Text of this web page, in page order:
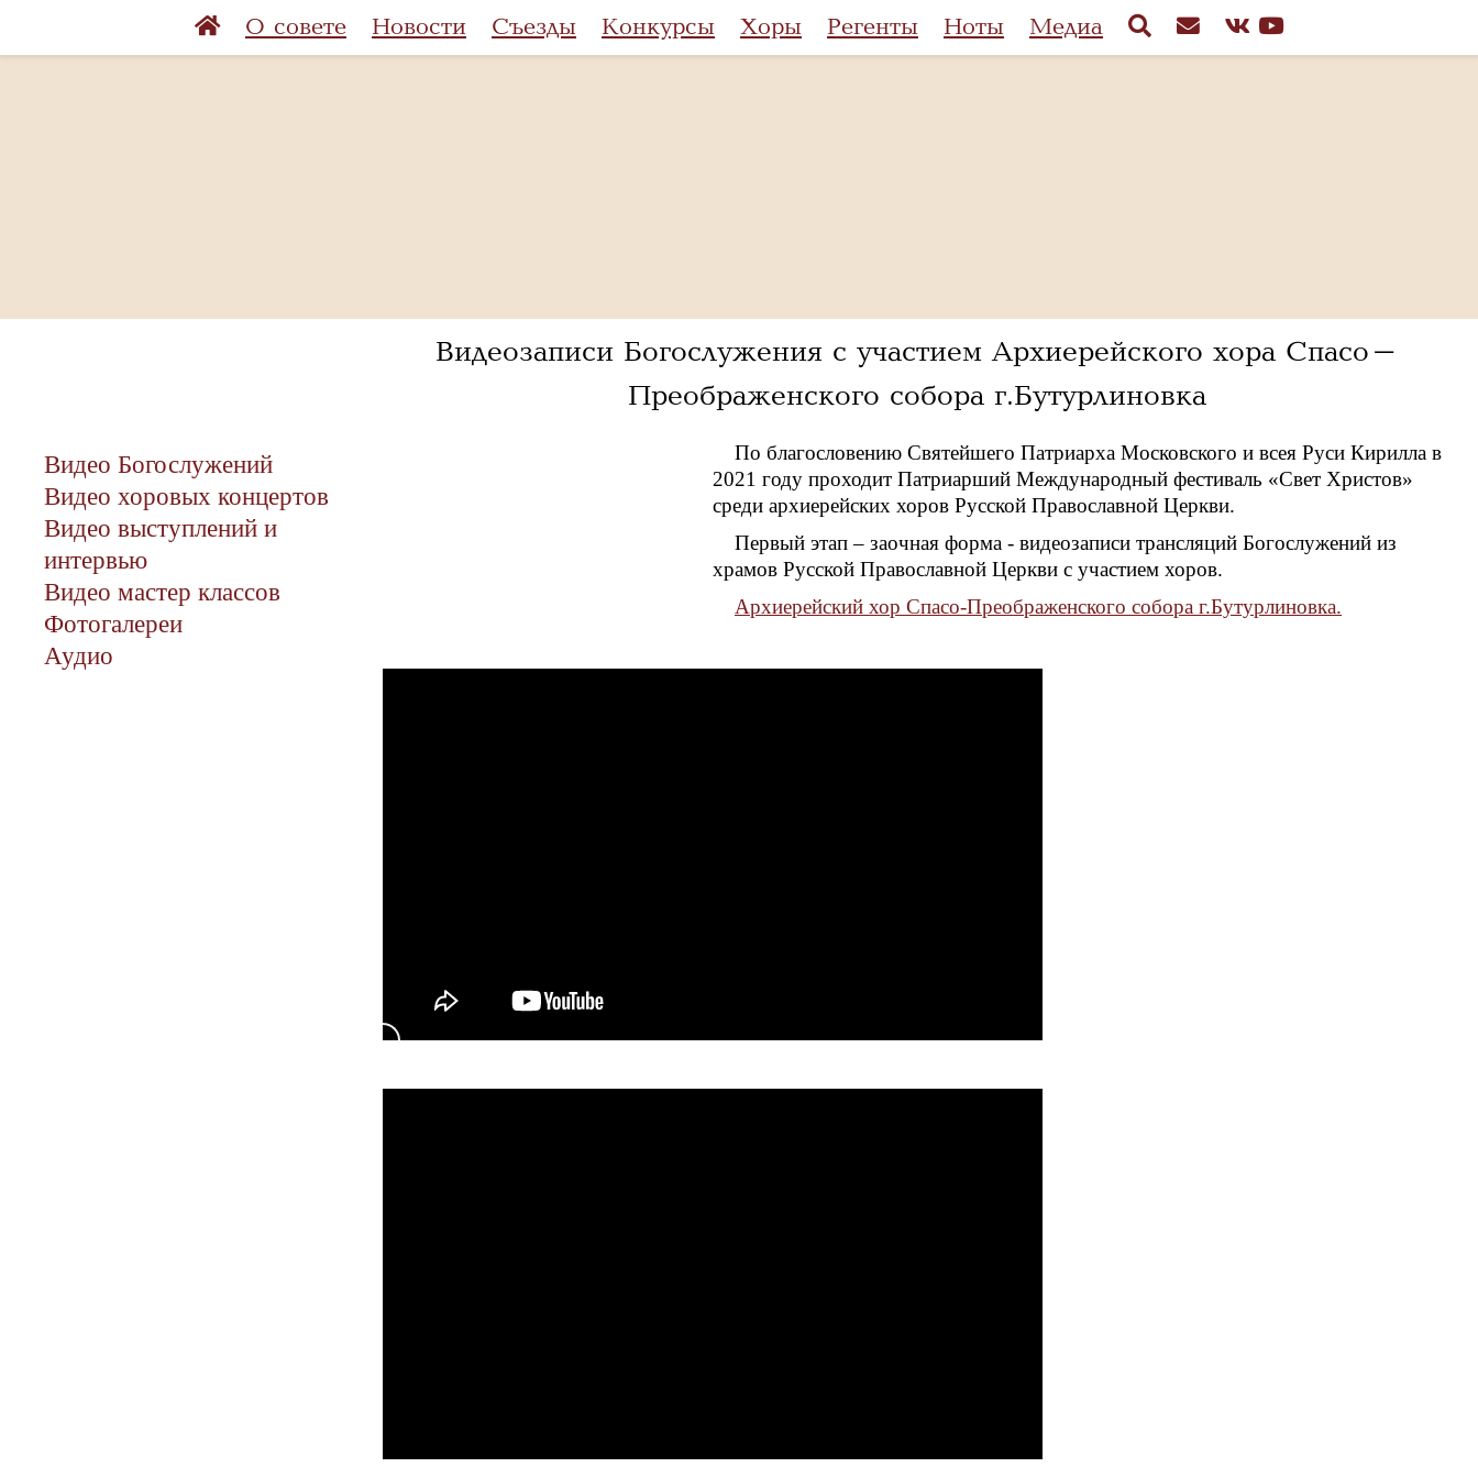
О совете Новости Съезды Конкурсы Хоры Регенты Ноты Медиа
Видеозаписи Богослужения с участием Архиерейского хора Спасо-
Преображенского собора г.Бутурлиновка
Видео Богослужений
Видео хоровых концертов
Видео выступлений и
интервью
Видео мастер классов
Фотогалереи
Аудио
По благословению Святейшего Патриарха Московского и всея Руси Кирилла в
2021 году проходит Патриарший Международный фестиваль «Свет Христов»
среди архиерейских хоров Русской Православной Церкви.
Первый этап – заочная форма - видеозаписи трансляций Богослужений из
храмов Русской Православной Церкви с участием хоров.
Архиерейский хор Спасо-Преображенского собора г.Бутурлиновка.